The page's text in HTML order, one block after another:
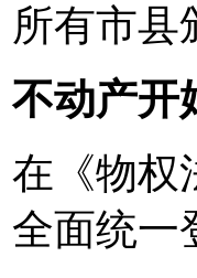
所有市县
不动产开
在《物权
全面统一